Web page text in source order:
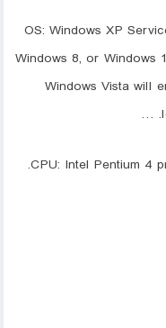
OS: Windows XP
Windows 8, or Windows
Windows Vista will
CPU: Intel Pentium 4